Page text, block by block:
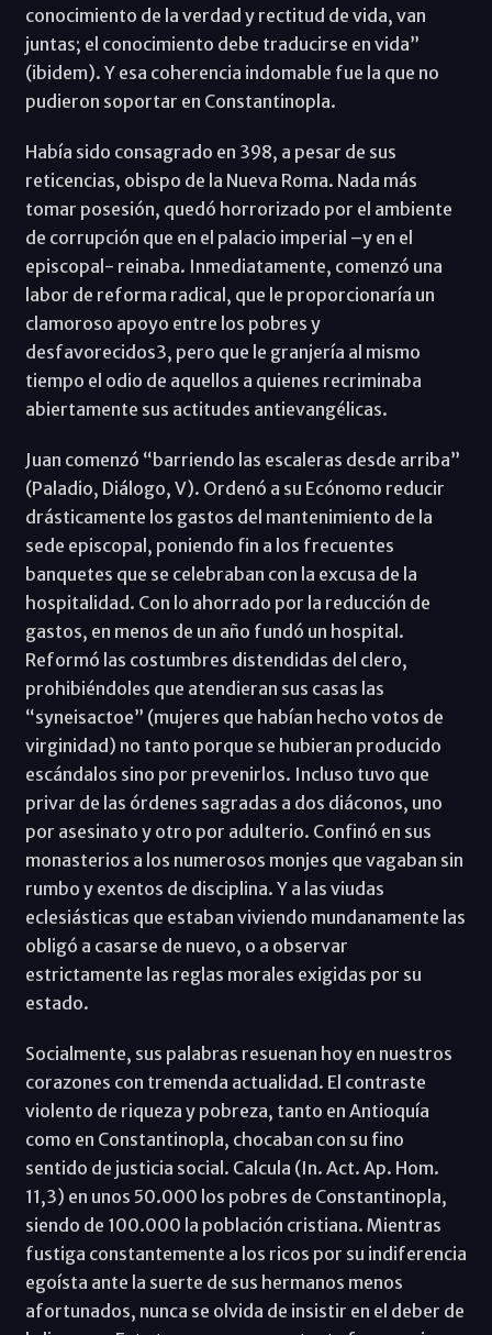
conocimiento de la verdad y rectitud de vida, van
juntas; el conocimiento debe traducirse en vida”
(ibidem). Y esa coherencia indomable fue la que no
pudieron soportar en Constantinopla.
Había sido consagrado en 398, a pesar de sus
reticencias, obispo de la Nueva Roma. Nada más
tomar posesión, quedó horrorizado por el ambiente
de corrupción que en el palacio imperial –y en el
episcopal- reinaba. Inmediatamente, comenzó una
labor de reforma radical, que le proporcionaría un
clamoroso apoyo entre los pobres y
desfavorecidos3, pero que le granjería al mismo
tiempo el odio de aquellos a quienes recriminaba
abiertamente sus actitudes antievangélicas.
Juan comenzó “barriendo las escaleras desde arriba”
(Paladio, Diálogo, V). Ordenó a su Ecónomo reducir
drásticamente los gastos del mantenimiento de la
sede episcopal, poniendo fin a los frecuentes
banquetes que se celebraban con la excusa de la
hospitalidad. Con lo ahorrado por la reducción de
gastos, en menos de un año fundó un hospital.
Reformó las costumbres distendidas del clero,
prohibiéndoles que atendieran sus casas las
“syneisactoe” (mujeres que habían hecho votos de
virginidad) no tanto porque se hubieran producido
escándalos sino por prevenirlos. Incluso tuvo que
privar de las órdenes sagradas a dos diáconos, uno
por asesinato y otro por adulterio. Confinó en sus
monasterios a los numerosos monjes que vagaban sin
rumbo y exentos de disciplina. Y a las viudas
eclesiásticas que estaban viviendo mundanamente las
obligó a casarse de nuevo, o a observar
estrictamente las reglas morales exigidas por su
estado.
Socialmente, sus palabras resuenan hoy en nuestros
corazones con tremenda actualidad. El contraste
violento de riqueza y pobreza, tanto en Antioquía
como en Constantinopla, chocaban con su fino
sentido de justicia social. Calcula (In. Act. Ap. Hom.
11,3) en unos 50.000 los pobres de Constantinopla,
siendo de 100.000 la población cristiana. Mientras
fustiga constantemente a los ricos por su indiferencia
egoísta ante la suerte de sus hermanos menos
afortunados, nunca se olvida de insistir en el deber de